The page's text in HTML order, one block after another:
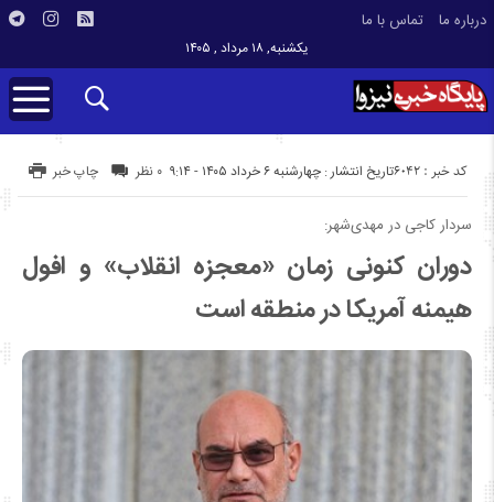
درباره ما تماس با ما
یکشنبه, ۱۸ مرداد , ۱۴۰۵
تاریخ انتشار : چهارشنبه ۶ خرداد ۱۴۰۵ - ۹:۱۴ کد خبر : 6042 چاپ خبر ۰ نظر
سردار کاجی در مهدی‌شهر:
دوران کنونی زمان «معجزه انقلاب» و افول
هیمنه آمریکا در منطقه است